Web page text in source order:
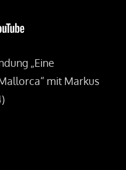
„Eine
mit Markus